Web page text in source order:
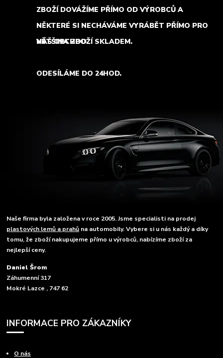
ZBOŽÍ DOVÁŽÍME PŘÍMO OD VÝROBCŮ A
NĚKTERÉ SI NECHÁVÁME VYRÁBĚT PŘÍMO PRO
NÁŠ OBCHOD.
VĚTŠINA ZBOŽÍ SKLADEM.
ODESÍLÁME DO 24HOD.
Naše firma byla založena v roce 2005. Jsme specialisti na prodej
plastových lemů a prahů na automobily. Vybere si u nás každý a díky
tomu, že zboží nakupujeme přímo u výrobců, nabízíme zboží za
nejlepší ceny.
Daniel Šrom
Záhumenní 317
Mokré Lazce , 747 62
INFORMACE PRO ZÁKAZNÍKY
O nás